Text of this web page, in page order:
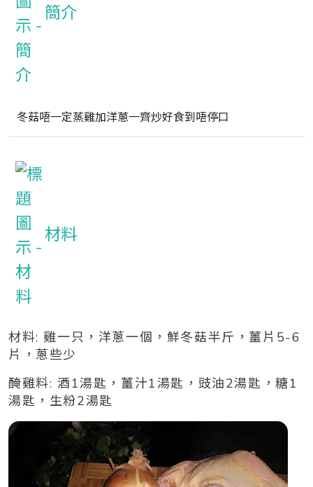
簡介
冬菇唔一定蒸雞加洋蔥一齊炒好食到唔停口
材料
材料: 雞一只，洋蔥一個，鮮冬菇半斤，薑片5-6
片，蔥些少
醃雞料: 酒1湯匙，薑汁1湯匙，豉油2湯匙，糖1
湯匙，生粉2湯匙